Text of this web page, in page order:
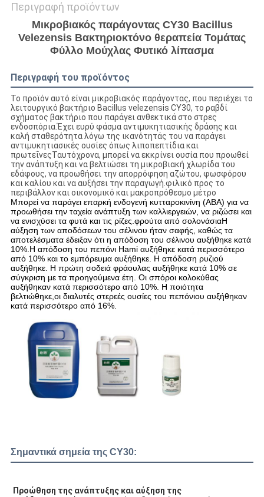
Περιγραφή προϊόντων
Μικροβιακός παράγοντας CY30 Bacillus
Velezensis Βακτηριοκτόνο θεραπεία Τομάτας
Φύλλο Μούχλας Φυτικό λίπασμα
Περιγραφή του προϊόντος
Το προϊόν αυτό είναι μικροβιακός παράγοντας, που περιέχει το
λειτουργικό βακτήριο Bacillus velezensis CY30, το ραβδί
σχήματος βακτήριο που παράγει ανθεκτικά στο στρες
ενδοσπόρια.Έχει ευρύ φάσμα αντιμυκητιασικής δράσης και
καλή σταθερότητα λόγω της ικανότητάς του να παράγει
αντιμυκητιασικές ουσίες όπως λιποπεπτίδια και
πρωτεΐνεςΤαυτόχρονα, μπορεί να εκκρίνει ουσία που προωθεί
την ανάπτυξη και να βελτιώσει τη μικροβιακή χλωρίδα του
εδάφους, να προωθήσει την απορρόφηση αζώτου, φωσφόρου
και καλίου και να αυξήσει την παραγωγή.φιλικό προς το
περιβάλλον και οικονομικό και μακροπρόθεσμο μέτρο
Μπορεί να παράγει επαρκή ενδογενή κυτταροκινίνη (ABA) για να
προωθήσει την ταχεία ανάπτυξη των καλλιεργειών, να ριζώσει και
να ενισχύσει τα φυτά και τις ρίζες.φρούτα από σολονάσιαΗ
αύξηση των αποδόσεων του σέλινου ήταν σαφής, καθώς τα
αποτελέσματα έδειξαν ότι η απόδοση του σέλινου αυξήθηκε κατά
10%.Η απόδοση του πεπόνι Hami αυξήθηκε κατά περισσότερο
από 10% και το εμπόρευμα αυξήθηκε. Η απόδοση ρυζιού
αυξήθηκε. Η πρώτη σοδειά φράουλας αυξήθηκε κατά 10% σε
σύγκριση με τα προηγούμενα έτη. Οι σπόροι κολοκύθας
αυξήθηκαν κατά περισσότερο από 10%. Η ποιότητα
βελτιώθηκε,οι διαλυτές στερεές ουσίες του πεπόνιου αυξήθηκαν
κατά περισσότερο από 16%.
Σημαντικά σημεία της CY30:
Προώθηση της ανάπτυξης και αύξηση της